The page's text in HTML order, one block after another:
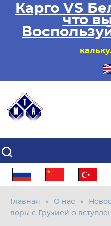
Карго VS
что
Главная О нас
воры с Грузией о